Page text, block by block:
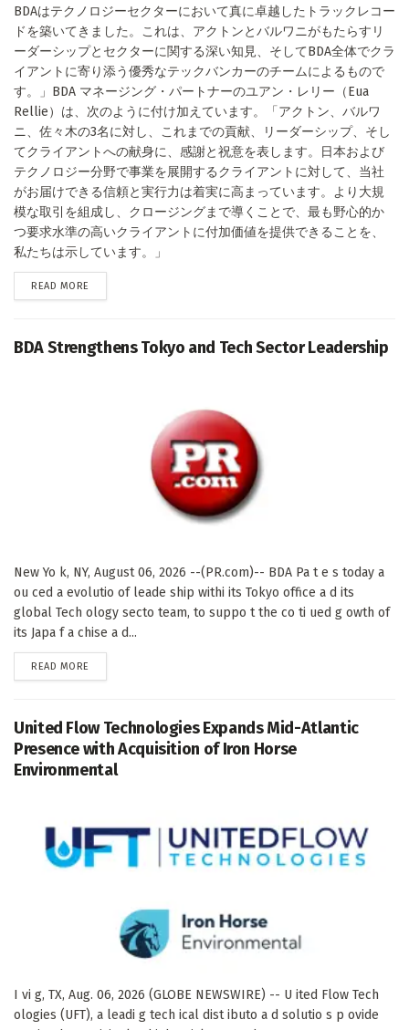
BDAはテクノロジーセクターにおいて真に卓越したトラックレコー
ドを築いてきました。これは、アクトンとバルワニがもたらすリ
ーダーシップとセクターに関する深い知見、そしてBDA全体でクラ
イアントに寄り添う優秀なテックバンカーのチームによるもので
す。」BDA マネージング・パートナーのユアン・レリー（Eua
Rellie）は、次のように付け加えています。「アクトン、バルワ
ニ、佐々木の3名に対し、これまでの貢献、リーダーシップ、そし
てクライアントへの献身に、感謝と祝意を表します。日本および
テクノロジー分野で事業を展開するクライアントに対して、当社
がお届けできる信頼と実行力は着実に高まっています。より大規
模な取引を組成し、クロージングまで導くことで、最も野心的か
つ要求水準の高いクライアントに付加価値を提供できることを、
私たちは示しています。」
READ MORE
BDA Strengthens Tokyo and Tech Sector Leadership
New Yo k, NY, August 06, 2026 --(PR.com)-- BDA Pa t e s today a
ou ced a evolutio of leade ship withi its Tokyo office a d its
global Tech ology secto team, to suppo t the co ti ued g owth of
its Japa f a chise a d...
READ MORE
United Flow Technologies Expands Mid-Atlantic
Presence with Acquisition of Iron Horse
Environmental
I vi g, TX, Aug. 06, 2026 (GLOBE NEWSWIRE) -- U ited Flow Tech
ologies (UFT), a leadi g tech ical dist ibuto a d solutio s p ovide